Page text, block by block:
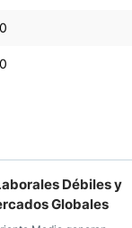
0
0
Débiles y
Globales